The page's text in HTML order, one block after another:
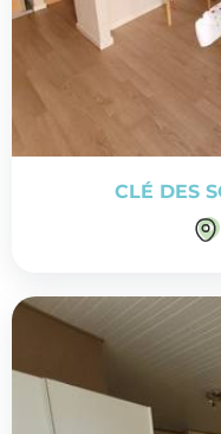
CLÉ DES